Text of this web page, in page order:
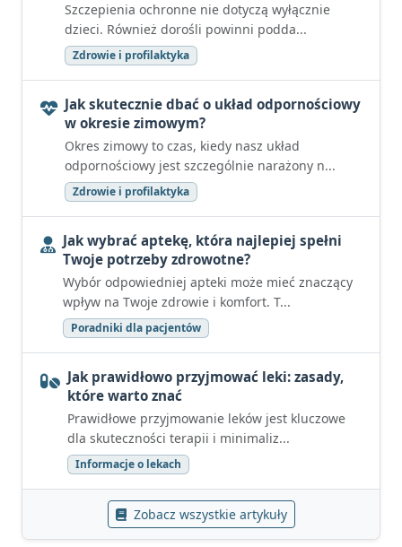
Szczepienia ochronne nie dotyczą wyłącznie
dzieci. Również dorośli powinni podda...
Zdrowie i profilaktyka
Jak skutecznie dbać o układ odpornościowy
w okresie zimowym?
Okres zimowy to czas, kiedy nasz układ
odpornościowy jest szczególnie narażony n...
Zdrowie i profilaktyka
Jak wybrać aptekę, która najlepiej spełni
Twoje potrzeby zdrowotne?
Wybór odpowiedniej apteki może mieć znaczący
wpływ na Twoje zdrowie i komfort. T...
Poradniki dla pacjentów
Jak prawidłowo przyjmować leki: zasady,
które warto znać
Prawidłowe przyjmowanie leków jest kluczowe
dla skuteczności terapii i minimaliz...
Informacje o lekach
Zobacz wszystkie artykuły